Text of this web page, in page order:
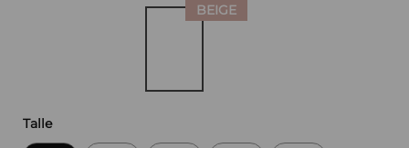
Talle